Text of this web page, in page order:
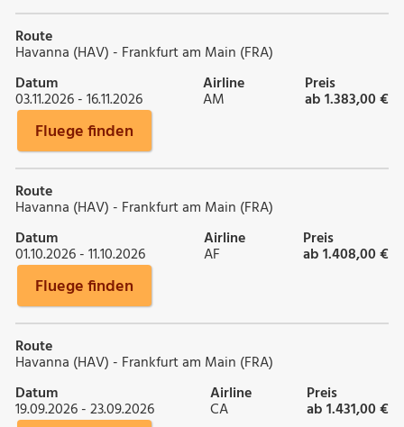
Route
Havanna (HAV) - Frankfurt am Main (FRA)
Datum
03.11.2026 - 16.11.2026
Airline
AM
Preis
ab 1.383,00 €
Fluege finden
Route
Havanna (HAV) - Frankfurt am Main (FRA)
Datum
01.10.2026 - 11.10.2026
Airline
AF
Preis
ab 1.408,00 €
Fluege finden
Route
Havanna (HAV) - Frankfurt am Main (FRA)
Datum
19.09.2026 - 23.09.2026
Airline
CA
Preis
ab 1.431,00 €